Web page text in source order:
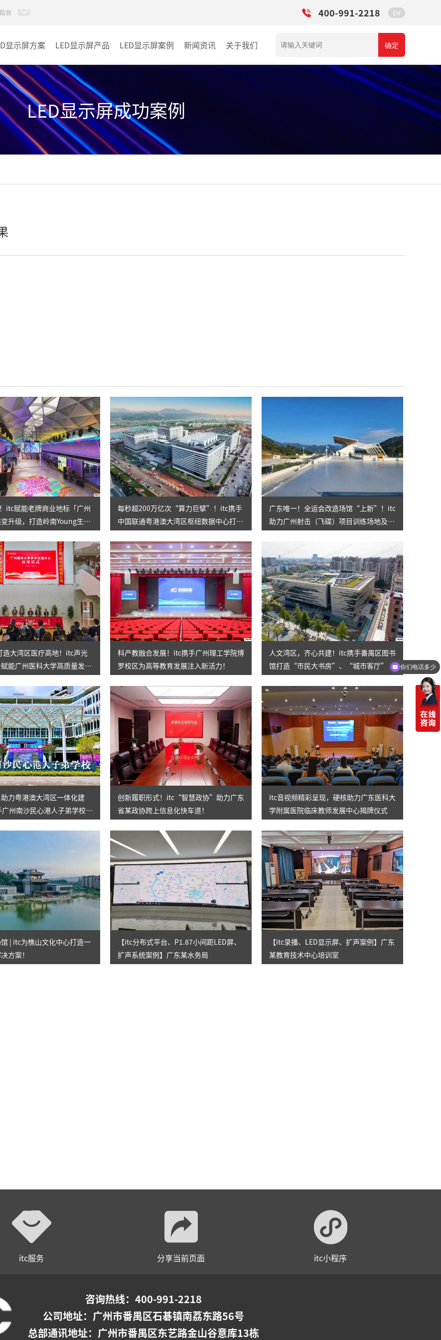
台 400-991-2218 EN
显示屏方案 LED显示屏产品
小间距LED显示屏
室内LED显示屏
户外LED显示屏
租赁LED显示屏
LED显示屏案例
户外
其它
新闻资讯 关于我们 确定
LED显示屏成功案例
itc赋能老牌商业地标「广州
升级，打造岭南Young生活
每秒超200万亿次“算力巨擘”！itc携手
中国联通粤港澳大湾区枢纽数据中心打造
广东唯一！全运会改造场馆“上新”！itc
助力广州射击（飞碟）项目训练场地及比
造大湾区医疗高地！itc声光
能广州医科大学高质量发
科产教融合发展！itc携手广州理工学院博
罗校区为高等教育发展注入新活力！
人文湾区，齐心共建！itc携手番禺区图书
馆打造“市民大书房”、“城市客厅”
力粤港澳大湾区一体化建
州南沙民心港人子弟学校高
创新履职形式！itc“智慧政协”助力广东
省某政协跨上信息化快车道！
itc音视频精彩呈现，硬核助力广东医科大
学附属医院临床教师发展中心揭牌仪式
| itc为樵山文化中心打造一
方案！
【itc分布式平台、P1.87小间距LED屏、
扩声系统案例】广东某水务局
【itc录播、LED显示屏、扩声案例】广东
某教育技术中心培训室
itc服务 分享当前页面 itc小程序
咨询热线：400-991-2218
公司地址： 广州市番禺区石碁镇南荔东路56号
总部通讯地址：广州市番禺区东艺路金山谷意库13栋
你们电话多少